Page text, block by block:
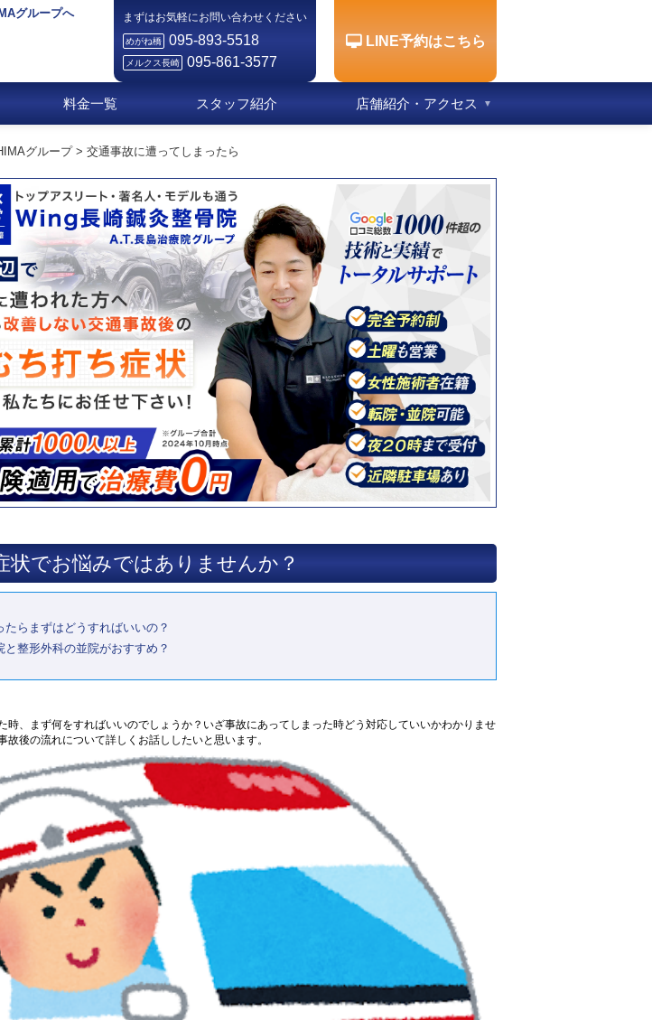
グループへ まずはお気軽にお問い合わせください
めがね橋 095-893-5518
メルクス長崎 095-861-3577
LINE予約はこちら
料金一覧 スタッフ紹介 店舗紹介・アクセス
グループ> 交通事故に遭ってしまったら
状でお悩みではありませんか？
たらまずはどうすればいいの？
と整形外科の並院がおすすめ？
時、まず何をすればいいのでしょうか？いざ事故にあってしまった時どう対応していいかわかりませ
故後の流れについて詳しくお話ししたいと思います。